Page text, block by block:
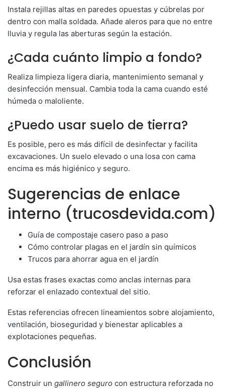
Instala rejillas altas en paredes opuestas y cúbrelas por
dentro con malla soldada. Añade aleros para que no entre
lluvia y regula las aberturas según la estación.
¿Cada cuánto limpio a fondo?
Realiza limpieza ligera diaria, mantenimiento semanal y
desinfección mensual. Cambia toda la cama cuando esté
húmeda o maloliente.
¿Puedo usar suelo de tierra?
Es posible, pero es más difícil de desinfectar y facilita
excavaciones. Un suelo elevado o una losa con cama
encima es más higiénico y seguro.
Sugerencias de enlace
interno (trucosdevida.com)
Guía de compostaje casero paso a paso
Cómo controlar plagas en el jardín sin químicos
Trucos para ahorrar agua en el jardín
Usa estas frases exactas como anclas internas para
reforzar el enlazado contextual del sitio.
Estas referencias ofrecen lineamientos sobre alojamiento,
ventilación, bioseguridad y bienestar aplicables a
explotaciones pequeñas.
Conclusión
Construir un gallinero seguro con estructura reforzada no